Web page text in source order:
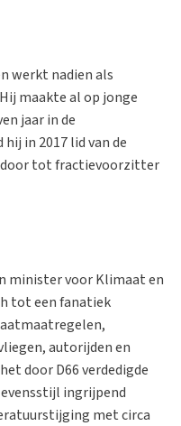
werkt nadien als
maakte al op jonge
jaar in de
in 2017 lid van de
door tot fractievoorzitter
minister voor Klimaat en
tot een fanatiek
autorijden en
door D66 verdedigde
ingrijpend
met circa